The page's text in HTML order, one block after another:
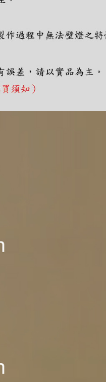
２．關於個人資料處理事宜，請瀏覽以
「AFTEE先享後付」，若未經同意申
任。
結果請求用戶進行身份認證。
５．嚴禁一人註冊多個帳號或使用他人
形，恩沛科技股份有限公司將有權停止
動。